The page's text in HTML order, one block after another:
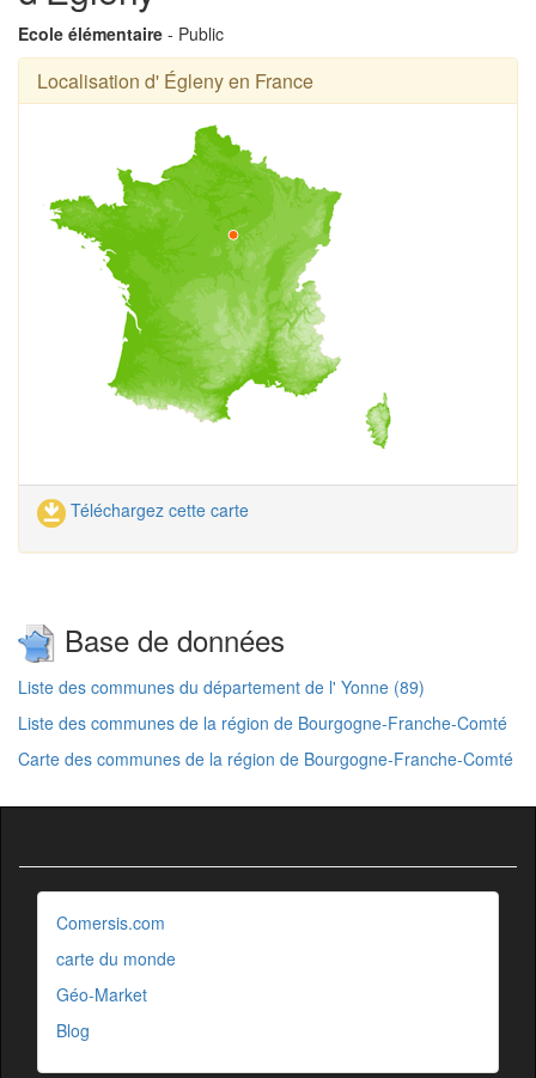
Ecole élémentaire - Public
Localisation d' Égleny en France
Téléchargez cette carte
Base de données
Liste des communes du département de l' Yonne (89)
Liste des communes de la région de Bourgogne-Franche-Comté
Carte des communes de la région de Bourgogne-Franche-Comté
Comersis.com
carte du monde
Géo-Market
Blog